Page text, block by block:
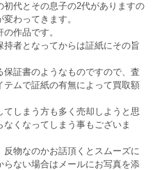
代とその息子の2代がありますの
わってきます。
作品です。
者となってからは証紙にその旨
証書のようなものですので、査
ムで証紙の有無によって買取額
しまう方も多く売却しようと思
くなってしまう事もございま
物なのかお話頂くとスムーズに
ない場合はメールにお写真を添